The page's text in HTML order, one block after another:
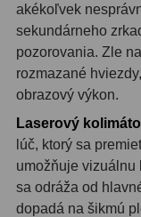
OIII21
Hβ4
SII2
Planetárne7
Farebné 66
Astro príslušenstvo
akékoľvek
sekundárneho
pozorovania. Zle
rozmazané
obrazový výkon.
Laserový
lúč, ktorý sa
umožňuje vizuálnu
sa odráža od
dopadá na šikmú